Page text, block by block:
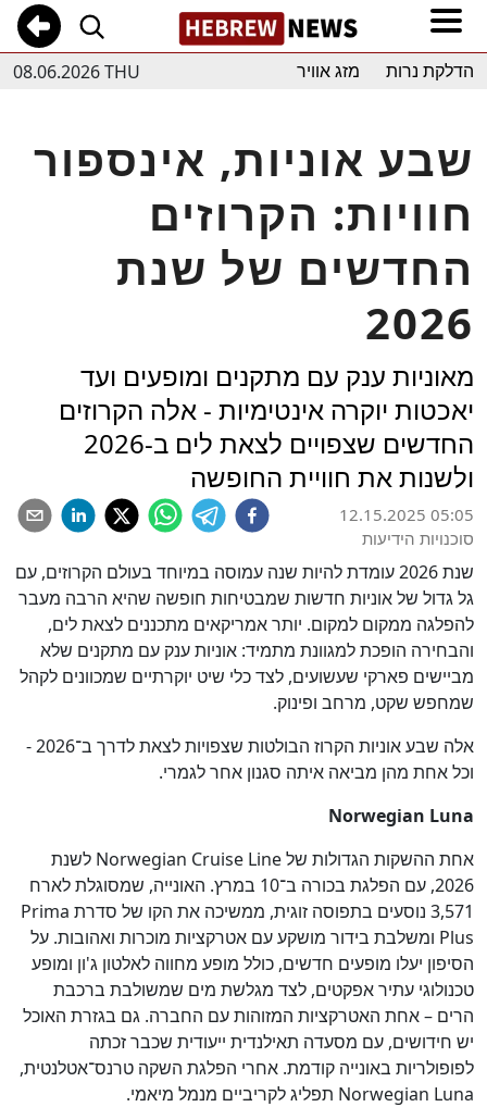
08.06.2026 THU הדלקת נרות מזג אוויר
שבע אוניות, אינספור
חוויות: הקרוזים
החדשים של שנת
2026
מאוניות ענק עם מתקנים ומופעים ועד
יאכטות יוקרה אינטימיות - אלה הקרוזים
החדשים שצפויים לצאת לים ב-2026
ולשנות את חוויית החופשה
12.15.2025 05:05
סוכנויות הידיעות
שנת 2026 עומדת להיות שנה עמוסה במיוחד בעולם הקרוזים, עם
גל גדול של אוניות חדשות שמבטיחות חופשה שהיא הרבה מעבר
להפלגה ממקום למקום. יותר אמריקאים מתכננים לצאת לים,
והבחירה הופכת למגוונת מתמיד: אוניות ענק עם מתקנים שלא
מביישים פארקי שעשועים, לצד כלי שיט יוקרתיים שמכוונים לקהל
שמחפש שקט, מרחב ופינוק.
אלה שבע אוניות הקרוז הבולטות שצפויות לצאת לדרך ב־2026 -
וכל אחת מהן מביאה איתה סגנון אחר לגמרי.
Norwegian Luna
אחת ההשקות הגדולות של Norwegian Cruise Line לשנת
2026, עם הפלגת בכורה ב־10 במרץ. האונייה, שמסוגלת לארח
3,571 נוסעים בתפוסה זוגית, ממשיכה את הקו של סדרת Prima
Plus ומשלבת בידור מושקע עם אטרקציות מוכרות ואהובות. על
הסיפון יעלו מופעים חדשים, כולל מופע מחווה לאלטון ג'ון ומופע
טכנולוגי עתיר אפקטים, לצד מגלשת מים שמשולבת ברכבת
הרים – אחת האטרקציות המזוהות עם החברה. גם בגזרת האוכל
יש חידושים, עם מסעדה תאילנדית ייעודית שכבר זכתה
לפופולריות באונייה קודמת. אחרי הפלגת השקה טרנס־אטלנטית,
Norwegian Luna תפליג לקריביים מנמל מיאמי.